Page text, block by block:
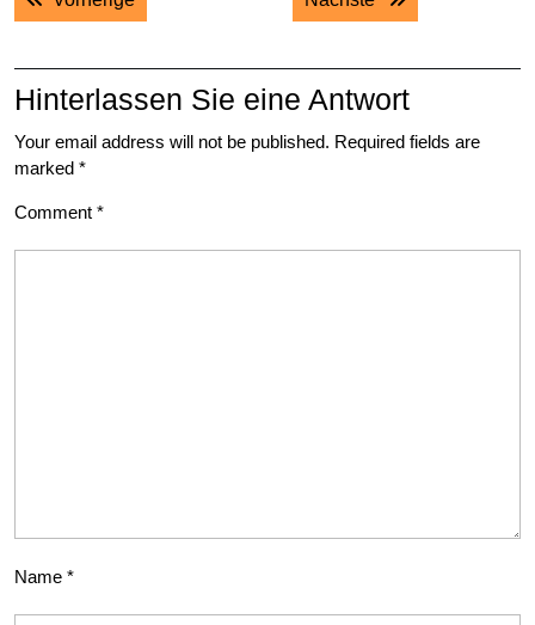
navigation
Hinterlassen Sie eine Antwort
Your email address will not be published. Required fields are
marked *
Comment *
Name *